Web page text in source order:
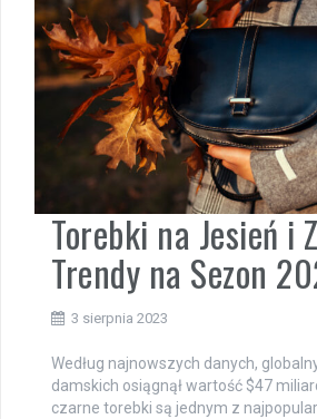
Torebki na Jesień i
Trendy na Sezon
3 sierpnia 2023
Według najnowszych danych,
damskich osiągnął wartość $47
czarne torebki są jednym z